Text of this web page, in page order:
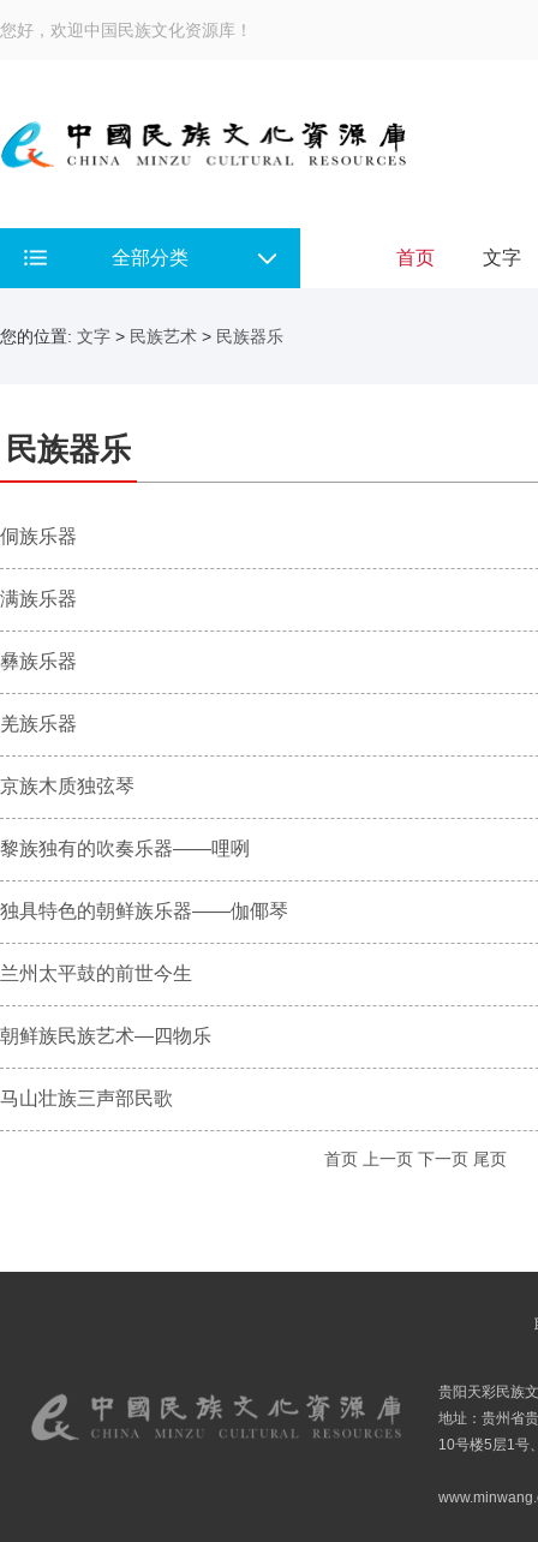
您好，欢迎中国民族文化资源库！
全部分类 首页 文字
您的位置: 文字 > 民族艺术 > 民族器乐
民族器乐
侗族乐器
满族乐器
彝族乐器
羌族乐器
京族木质独弦琴
黎族独有的吹奏乐器——哩咧
独具特色的朝鲜族乐器——伽倻琴
兰州太平鼓的前世今生
朝鲜族民族艺术—四物乐
马山壮族三声部民歌
首页 上一页 下一页 尾页
贵阳天彩民族
地址：贵州省
10号楼5层1号